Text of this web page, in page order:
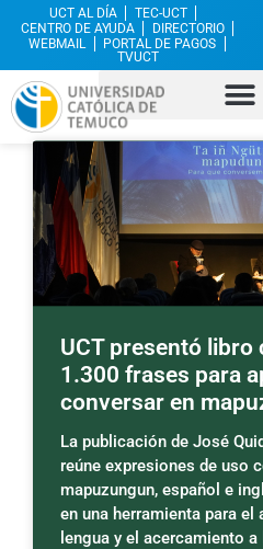
UCT AL DÍA
TEC-UCT
CENTRO DE AYUDA
DIRECTORIO
WEBMAIL
PORTAL DE PAGOS
TVUCT
UCT presentó libro
1.300 frases para
conversar en
La publicación de José
reúne expresiones de uso
mapuzungun, español e
en una herramienta para el
lengua y el acercamiento